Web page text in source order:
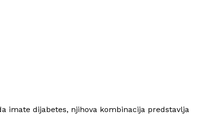
imate dijabetes, njihova kombinacija predstavlja